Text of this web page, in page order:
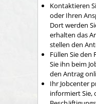
Kontaktieren
oder Ihren
Dort werden
erhalten das
stellen den
Füllen Sie den
Sie ihn beim
den Antrag
Ihr Jobcenter
informiert Sie,